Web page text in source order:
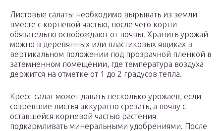
Листовые салаты необходимо вырывать из земли
вместе с корневой частью, после чего корни
обязательно освобождают от почвы. Хранить урожай
можно в деревянных или пластиковых ящиках в
вертикальном положении под прозрачной пленкой в
затемненном помещении, где температура воздуха
держится на отметке от 1 до 2 градусов тепла.
Кресс-салат может давать несколько урожаев, если
созревшие листья аккуратно срезать, а почву с
оставшейся корневой частью растения
подкармливать минеральными удобрениями. После